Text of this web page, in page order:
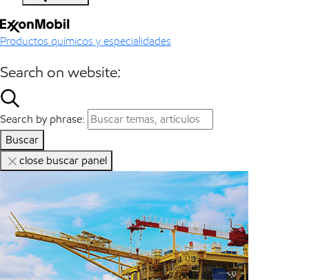
Productos químicos y especialidades
Search on website:
Search by phrase:
Buscar
close buscar panel